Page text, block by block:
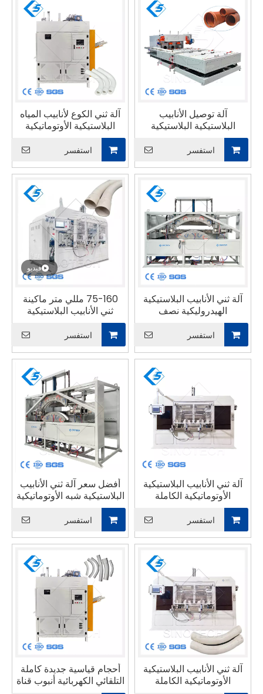
آلة توصيل الأنابيب
البلاستيكية البلاستيكية
استفسر
آلة ثني الكوع لأنابيب المياه
البلاستيكية الأوتوماتيكية
بالكامل 16-48 مم PVC
استفسر
آلة ثني الأنابيب البلاستيكية
الهيدروليكية نصف
الأوتوماتيكية SNBL-110
استفسر
فيديو
75-160 مللي متر ماكينة
ثني الأنابيب البلاستيكية
ماكينة ثني الأنابيب
البلاستيكية البلاستيكية 90
درجة ماكينة ثني الأنابيب
البلاستيكية
استفسر
آلة ثني الأنابيب البلاستيكية
الأوتوماتيكية الكاملة
استفسر
أفضل سعر آلة ثني الأنابيب
البلاستيكية شبه الأوتوماتيكية
استفسر
آلة ثني الأنابيب البلاستيكية
الأوتوماتيكية الكاملة
أحجام قياسية جديدة كاملة
التلقائي الكهربائية أنبوب قناة